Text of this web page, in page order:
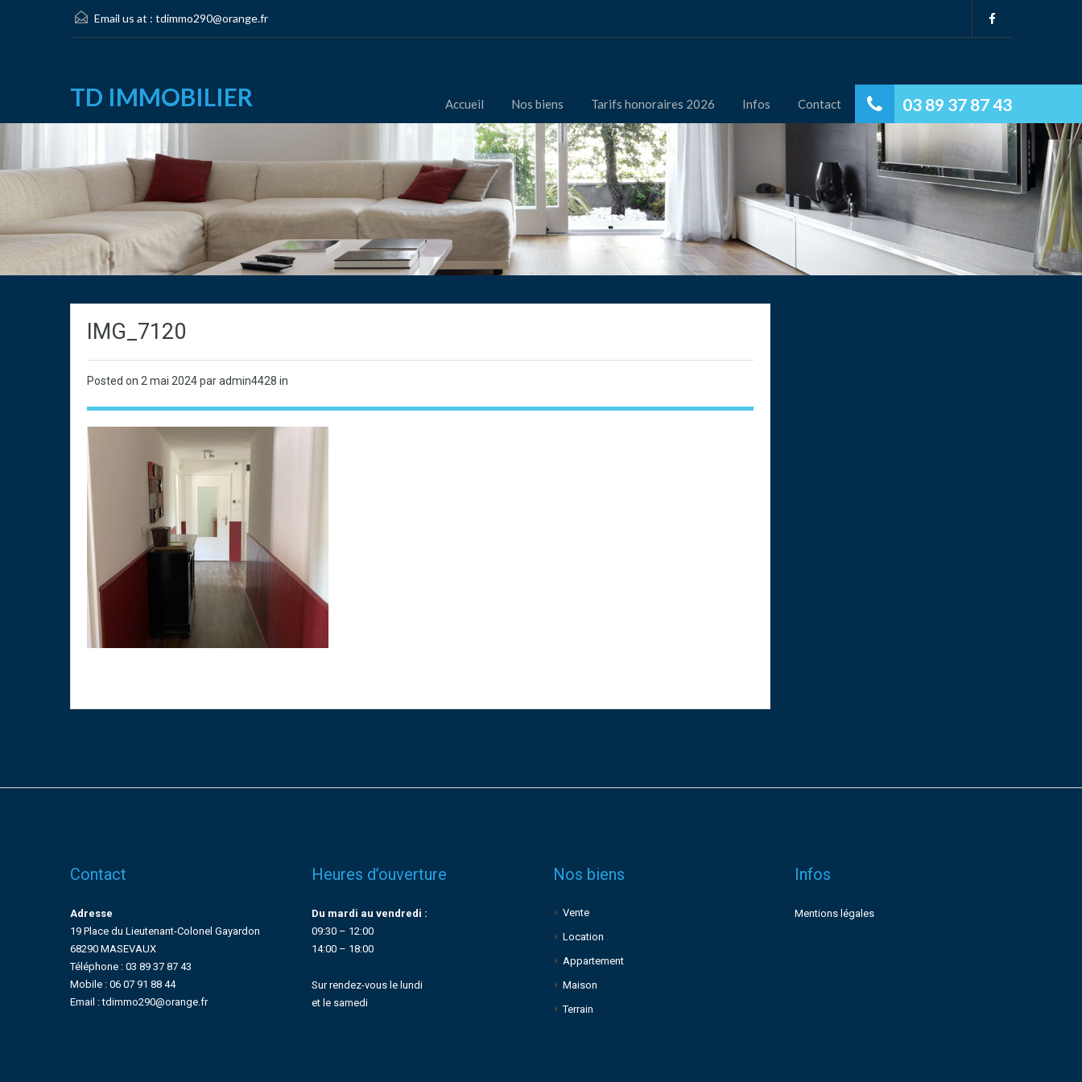
Email us at : tdimmo290@orange.fr
TD IMMOBILIER 03 89 37 87 43
Accueil Nos biens Tarifs honoraires 2026 Infos Contact
IMG_7120
Posted on 2 mai 2024par admin4428 in
Contact
Adresse
19 Place du Lieutenant-Colonel Gayardon
68290 MASEVAUX
Téléphone : 03 89 37 87 43
Mobile : 06 07 91 88 44
Email : tdimmo290@orange.fr
Heures d’ouverture
Du mardi au vendredi :
09:30 – 12:00
14:00 – 18:00
Sur rendez-vous le lundi
et le samedi
Nos biens
Vente
Location
Appartement
Maison
Terrain
Infos
Mentions légales